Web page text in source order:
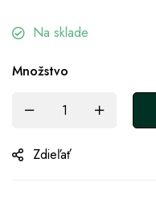
Na sklade
Množstvo
Zdieľať